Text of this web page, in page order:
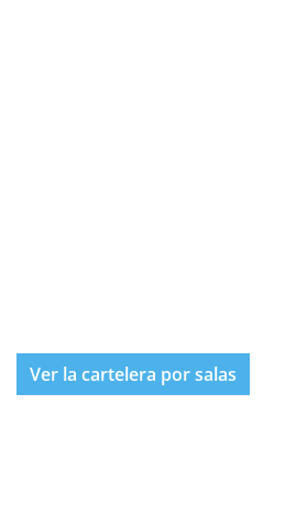
Ver la cartelera por salas